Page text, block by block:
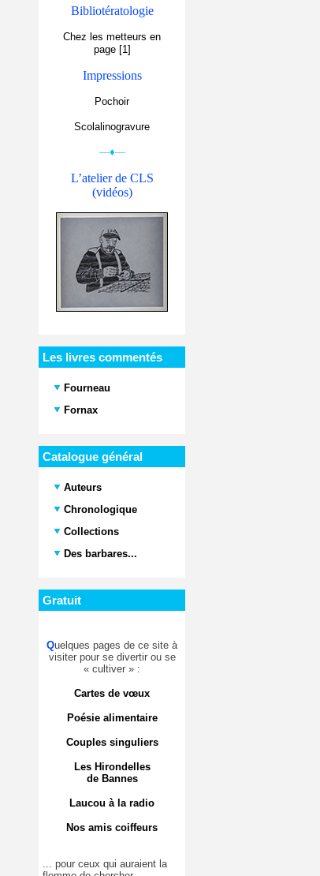
Bibliotératologie
Chez les metteurs en
page [1]
Impressions
Pochoir
Scolalinogravure
—♦—
L’atelier de CLS
(vidéos)
Les livres commentés
Fourneau
Fornax
Catalogue général
Auteurs
Chronologique
Collections
Des barbares...
Gratuit
Quelques pages de ce site à
visiter pour se divertir ou se
« cultiver » :
Cartes de vœux
Poésie alimentaire
Couples singuliers
Les Hirondelles
de Bannes
Laucou à la radio
Nos amis coiffeurs
... pour ceux qui auraient la